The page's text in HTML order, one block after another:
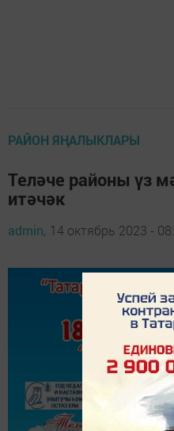
РАЙОН ЯҢАЛЫКЛАРЫ
Теләче районы үз
итәчәк
admin, 14 октябрь 2023 -